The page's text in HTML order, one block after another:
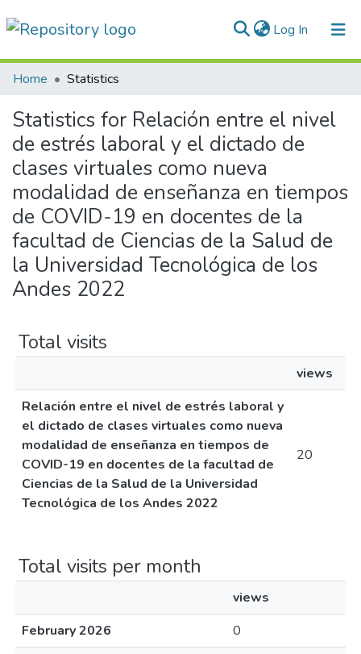
Log In (current)
Communities & Collections
All of DSpace
Normativas
Home Statistics
Statistics for Relación entre el nivel
de estrés laboral y el dictado de
clases virtuales como nueva
modalidad de enseñanza en tiempos
de COVID-19 en docentes de la
facultad de Ciencias de la Salud de
la Universidad Tecnológica de los
Andes 2022
Total visits
views
Relación entre el nivel de estrés laboral y
el dictado de clases virtuales como nueva
modalidad de enseñanza en tiempos de
COVID-19 en docentes de la facultad de
Ciencias de la Salud de la Universidad
Tecnológica de los Andes 2022
20
Total visits per month
views
February 2026
0